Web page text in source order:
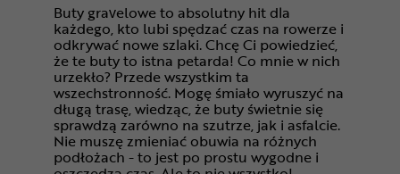
Buty gravelowe to absolutny hit dla
każdego, kto lubi spędzać czas na rowerze i
odkrywać nowe szlaki. Chcę Ci powiedzieć,
że te buty to istna petarda! Co mnie w nich
urzekło? Przede wszystkim ta
wszechstronność. Mogę śmiało wyruszyć na
długą trasę, wiedząc, że buty świetnie się
sprawdzą zarówno na szutrze, jak i asfalcie.
Nie muszę zmieniać obuwia na różnych
podłożach - to jest po prostu wygodne i